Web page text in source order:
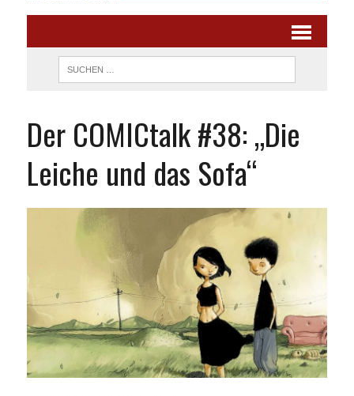
Der COMICtalk #38: „Die
Leiche und das Sofa“